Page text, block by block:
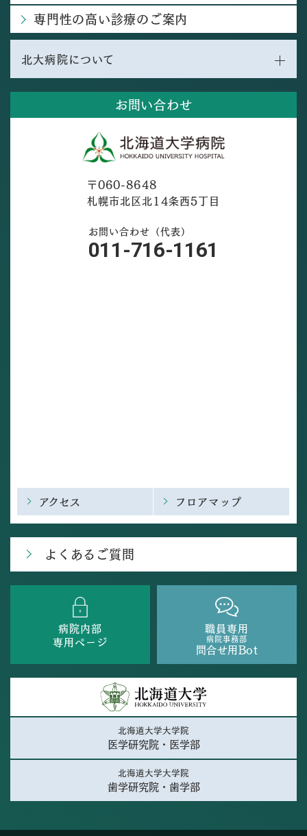
お問い合わせ
〒060-8648
札幌市北区北14条西5丁目
お問い合わせ（代表）
011-716-1161
アクセス フロアマップ
よくあるご質問
病院内部
専用ページ
職員専用
病院事務部
問合せ用Bot
北海道大学大学院
医学研究院・医学部
北海道大学大学院
歯学研究院・歯学部
専門性の高い診療のご案内
北大病院について